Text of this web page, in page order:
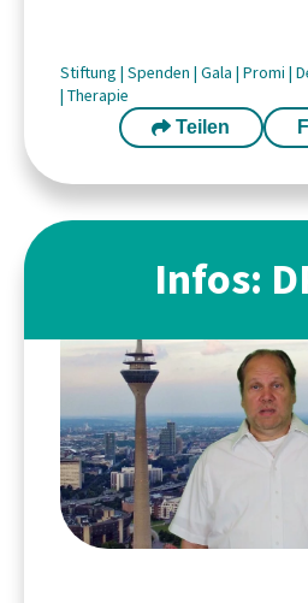
Stiftung | Spenden | Gala | Promi |
| Therapie
Teilen
Infos: